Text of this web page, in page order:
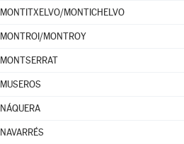
MONTITXELVO/MONTICHELVO
MONTROI/MONTROY
MONTSERRAT
MUSEROS
NÁQUERA
NAVARRÉS